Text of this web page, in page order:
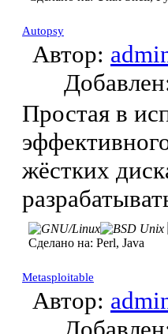
Autopsy
Автор:
Простая в
жёстких
Сделано на: Perl, Java
Metasploitable
Автор: